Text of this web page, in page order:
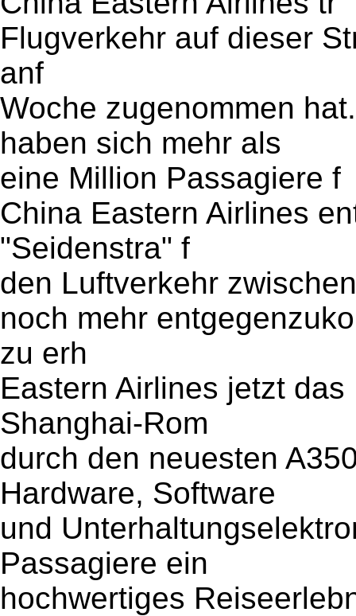
Flugverkehr auf dieser
anf
Woche zugenommen
haben sich mehr als
eine Million Passagiere f
China Eastern Airlines
"Seidenstra" f
den Luftverkehr
noch mehr
zu erh
Eastern Airlines jetzt
Shanghai-Rom
durch den neuesten
Hardware, Software
und
Passagiere ein
hochwertiges